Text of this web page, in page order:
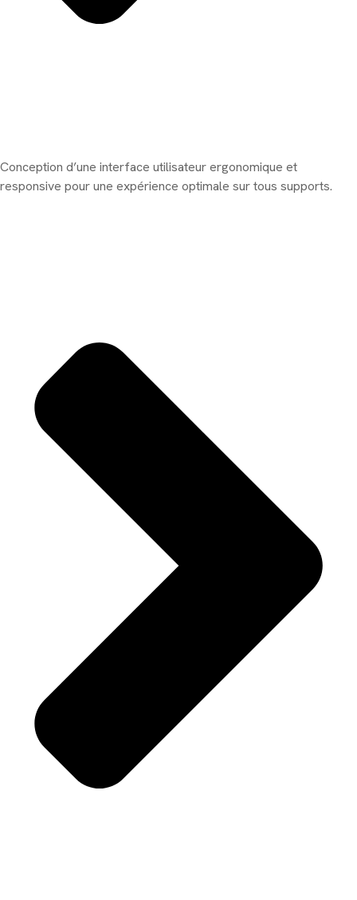
Conception d’une interface utilisateur ergonomique et
responsive pour une expérience optimale sur tous supports.